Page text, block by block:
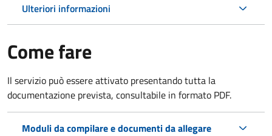
Ulteriori informazioni
Come fare
Il servizio può essere attivato presentando tutta la
documentazione prevista, consultabile in formato PDF.
Moduli da compilare e documenti da allegare